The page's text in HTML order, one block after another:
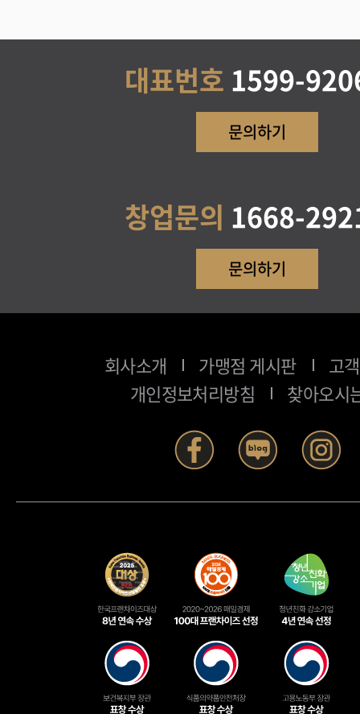
대표번호 1599-
문의하기
창업문의 1668-
문의하기
회사소개 가맹점 게시판
고
개인정보처리방침
찾아오시